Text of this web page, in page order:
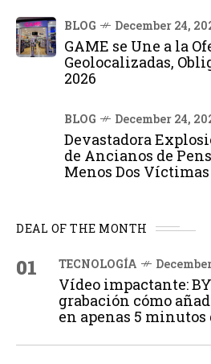
BLOG December 24,
GAME se Une a la
Geolocalizadas,
2026
BLOG December 24,
Devastadora
de Ancianos de
Menos Dos
DEAL OF THE MONTH
01 TECNOLOGÍA
Vídeo impactante:
grabación cómo
en apenas 5 minutos